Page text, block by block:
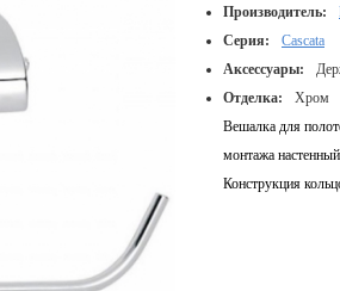
Производитель:
Серия:
Cascata
Аксессуары:
Отделка:
Хром
Вешалка для
монтажа
Конструкция